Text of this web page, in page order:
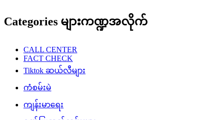
Categories များကဏ္ဍအလိုက်
CALL CENTER
FACT CHECK
Tiktok ဆယ်လီများ
ကံစမ်းမဲ
ကျန်းမာရေး